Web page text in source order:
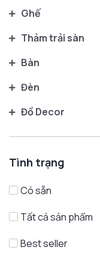
Ghế
Thảm trải sàn
Bàn
Đèn
Đồ Decor
Tình trạng
Có sẵn
Tất cả sản phẩm
Best seller